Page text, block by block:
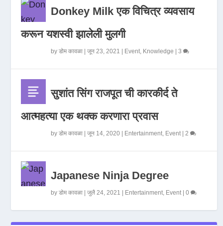
Donkey Milk एक विचित्र व्यवसाय
करून यशस्वी झालेली मुलगी
byडोम कावळा |जून 23, 2021 Event, Knowledge |3
सुशांत सिंग राजपूत ची कारकीर्द ते
आत्महत्या एक थक्क करणारा प्रवास
byडोम कावळा |जून 14, 2020 Entertainment, Event|2
Japanese Ninja Degree
byडोम कावळा |जुलै 24, 2021 Entertainment, Event|0